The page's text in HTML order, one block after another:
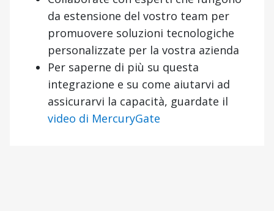
da estensione del vostro team per
promuovere soluzioni tecnologiche
personalizzate per la vostra azienda
Per saperne di più su questa
integrazione e su come aiutarvi ad
assicurarvi la capacità, guardate il
video di MercuryGate